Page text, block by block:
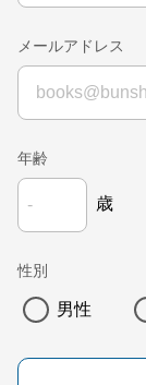
メールアドレス
年齢
歳
性別
男性